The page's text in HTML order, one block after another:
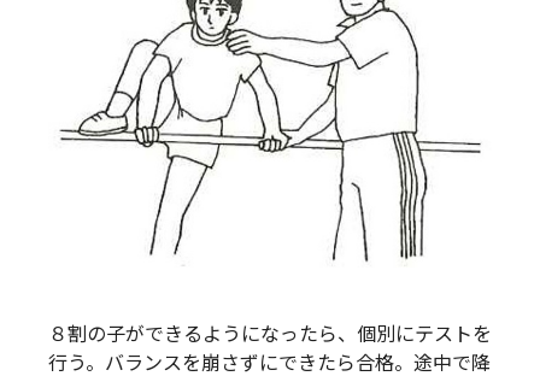
８割の子ができるようになったら、個別にテストを
行う。バランスを崩さずにできたら合格。途中で降